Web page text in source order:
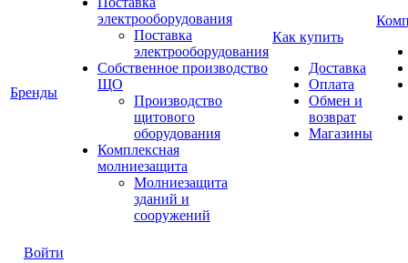
Бренды
электрооборудования
Поставка
электрооборудования
Собственное производство
ЩО
Производство
щитового
оборудования
Комплексная
молниезащита
Молниезащита
зданий и
сооружений
Как купить
Доставка
Оплата
Обмен и
возврат
Магазины
Войти